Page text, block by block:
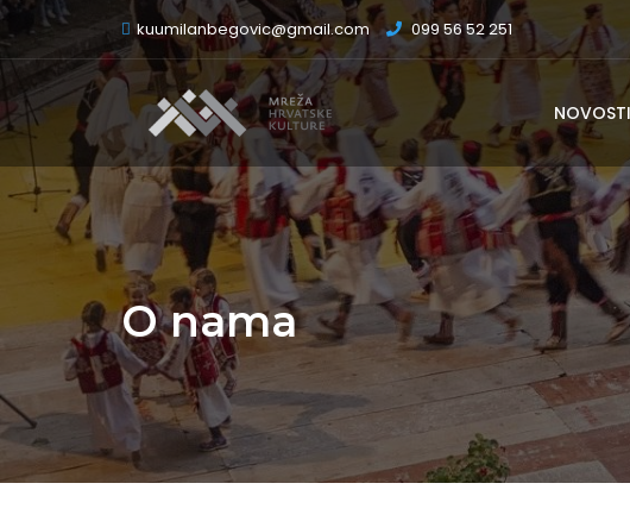
kuumilanbegovic@gmail.com 099 56 52 251
NOVOSTI
O nama